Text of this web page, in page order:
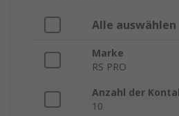
Alle auswählen
Marke
RS PRO
Anzahl der
10